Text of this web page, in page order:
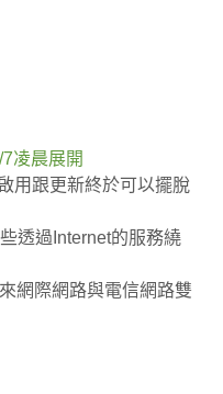
凌晨展開
用跟更新終於可以擺脫
透過Internet的服務繞
網際網路與電信網路雙